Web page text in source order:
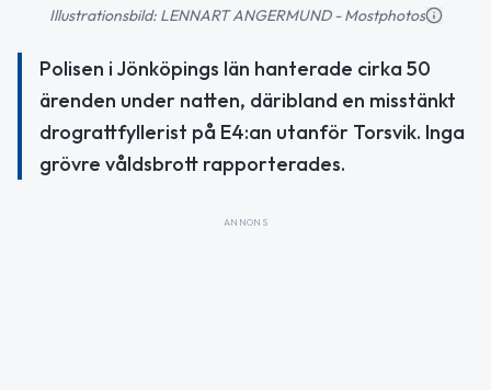
Illustrationsbild: LENNART ANGERMUND - Mostphotos
Polisen i Jönköpings län hanterade cirka 50
ärenden under natten, däribland en misstänkt
drograttfyllerist på E4:an utanför Torsvik. Inga
grövre våldsbrott rapporterades.
ANNONS